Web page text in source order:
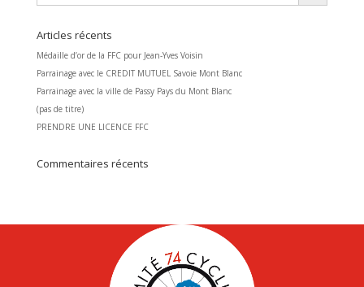
Articles récents
Médaille d’or de la FFC pour Jean-Yves Voisin
Parrainage avec le CREDIT MUTUEL Savoie Mont Blanc
Parrainage avec la ville de Passy Pays du Mont Blanc
(pas de titre)
PRENDRE UNE LICENCE FFC
Commentaires récents